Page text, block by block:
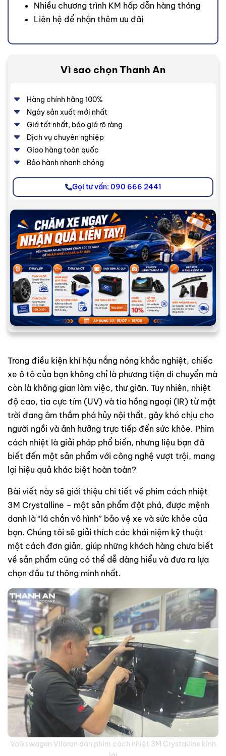
Nhiều chương trình KM hấp dẫn hàng tháng
Liên hệ để nhận thêm ưu đãi
Vì sao chọn Thanh An
Hàng chính hãng 100%
Ngày sản xuất mới nhất
Giá tốt nhất, báo giá rõ ràng
Dịch vụ chuyên nghiệp
Giao hàng toàn quốc
Bảo hành nhanh chóng
Gọi tư vấn: 090 666 2441
Trong điều kiện khí hậu nắng nóng khắc nghiệt, chiếc
xe ô tô của bạn không chỉ là phương tiện di chuyển mà
còn là không gian làm việc, thư giãn. Tuy nhiên, nhiệt
độ cao, tia cực tím (UV) và tia hồng ngoại (IR) từ mặt
trời đang âm thầm phá hủy nội thất, gây khó chịu cho
người ngồi và ảnh hưởng trực tiếp đến sức khỏe. Phim
cách nhiệt là giải pháp phổ biến, nhưng liệu bạn đã
biết đến một sản phẩm với công nghệ vượt trội, mang
lại hiệu quả khác biệt hoàn toàn?
Bài viết này sẽ giới thiệu chi tiết về phim cách nhiệt
3M Crystalline – một sản phẩm đột phá, được mệnh
danh là “lá chắn vô hình” bảo vệ xe và sức khỏe của
bạn. Chúng tôi sẽ giải thích các khái niệm kỹ thuật
một cách đơn giản, giúp những khách hàng chưa biết
về sản phẩm cũng có thể dễ dàng hiểu và đưa ra lựa
chọn đầu tư thông minh nhất.
Honda CR-V dán phim cách nhiệt 3M Crystalline tại Thanh An